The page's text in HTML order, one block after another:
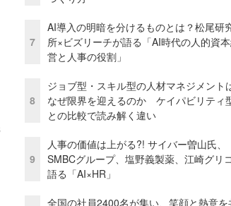
7
AI導入の明暗を分けるものとは？松尾研
所×ビズリーチが語る「AI時代の人的資
営と人事の役割」
8
ジョブ型・スキル型の人材マネジメント
なぜ限界を迎えるのか ケイパビリティ
との比較で読み解く違い
9
人事の価値は上がる?! サイバー曽山氏、
SMBCグループ、塩野義製薬、江崎グリ
語る「AI×HR」
全国の社員2400名が集い、笑顔と熱意を